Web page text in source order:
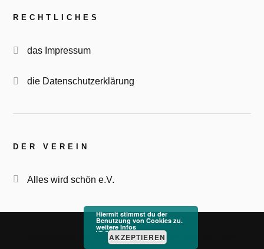
RECHTLICHES
das Impressum
die Datenschutzerklärung
DER VEREIN
Alles wird schön e.V.
WORDPRESS &
THEME ERSTELLT VON
ANDERS NORÉN
Hiermit stimmst du der
Benutzung von Cookies zu.
weitere Infos
AKZEPTIEREN